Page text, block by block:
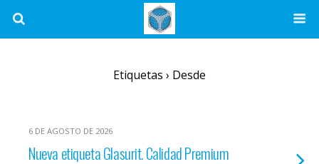
Etiquetas › Desde
6 DE AGOSTO DE 2026
Nueva etiqueta Glasurit. Calidad Premium